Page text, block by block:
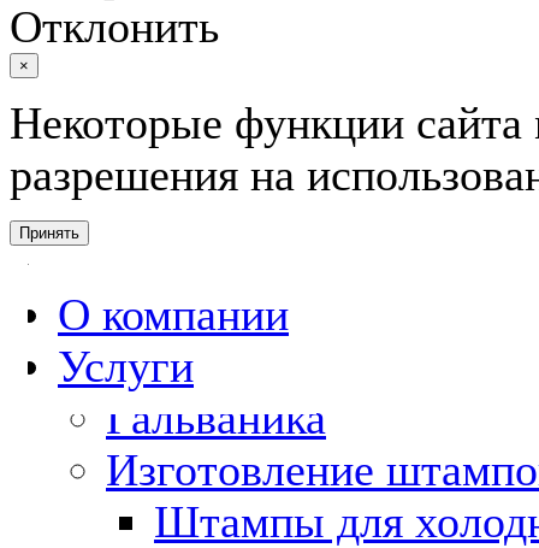
Отклонить
×
Некоторые функции сайта
разрешения на
Принять
О компании
Услуги
Гальваника
Изготовление
Штампы для